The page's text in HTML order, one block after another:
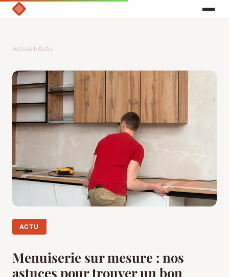
Accueil›Actu
ACTU
Menuiserie sur mesure : nos
astuces pour trouver un bon